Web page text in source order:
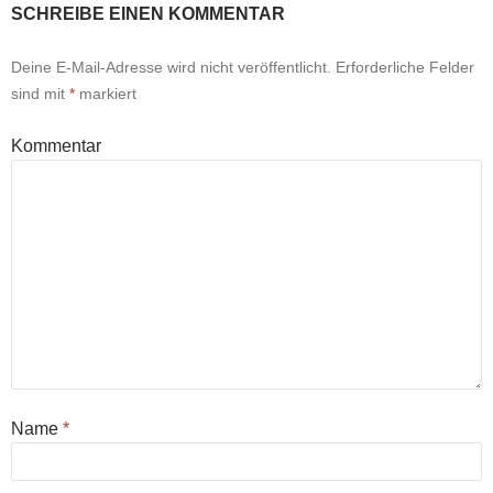
SCHREIBE EINEN KOMMENTAR
Deine E-Mail-Adresse wird nicht veröffentlicht. Erforderliche Felder
sind mit * markiert
Kommentar
Name *